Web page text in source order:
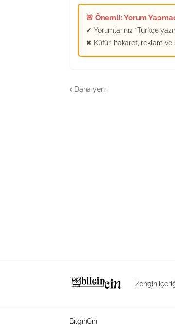
🚨 Önemli: Yorum
✔ Yorumlarınız *Türkçe
✖ Küfür, hakaret, reklam ve
Daha yeni
Zengin
BilginCin